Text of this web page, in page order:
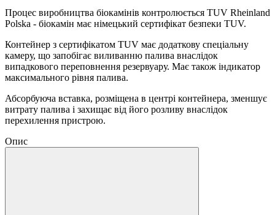
Процес виробництва біокамінів контролюється TUV Rheinland
Polska - біокамін має німецький сертифікат безпеки TUV.
Контейнер з сертифікатом TUV має додаткову спеціальну
камеру, що запобігає виливанню палива внаслідок
випадкового переповнення резервуару. Має також індикатор
максимального рівня палива.
Абсорбуюча вставка, розміщена в центрі контейнера, зменшує
витрату палива і захищає від його розливу внаслідок
перехилення пристрою.
Опис